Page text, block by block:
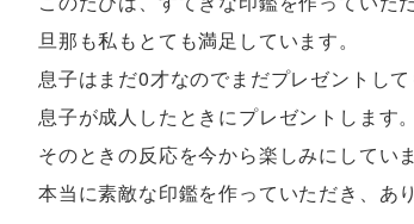
旦那も私もとても満足しています。
息子はまだ0才なのでまだプレゼントし
息子が成人したときにプレゼントします。
そのときの反応を今から楽しみにしていま
本当に素敵な印鑑を作っていただき、あ